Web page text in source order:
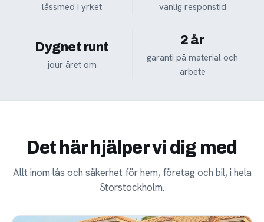
låssmed i yrket vanlig responstid
Dygnet runt
jour året om
2 år
garanti på material och
arbete
Det här hjälper vi dig med
Allt inom lås och säkerhet för hem, företag och bil, i hela
Storstockholm.